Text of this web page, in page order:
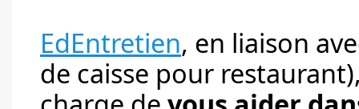
EdEntretien, en liaison
de caisse pour